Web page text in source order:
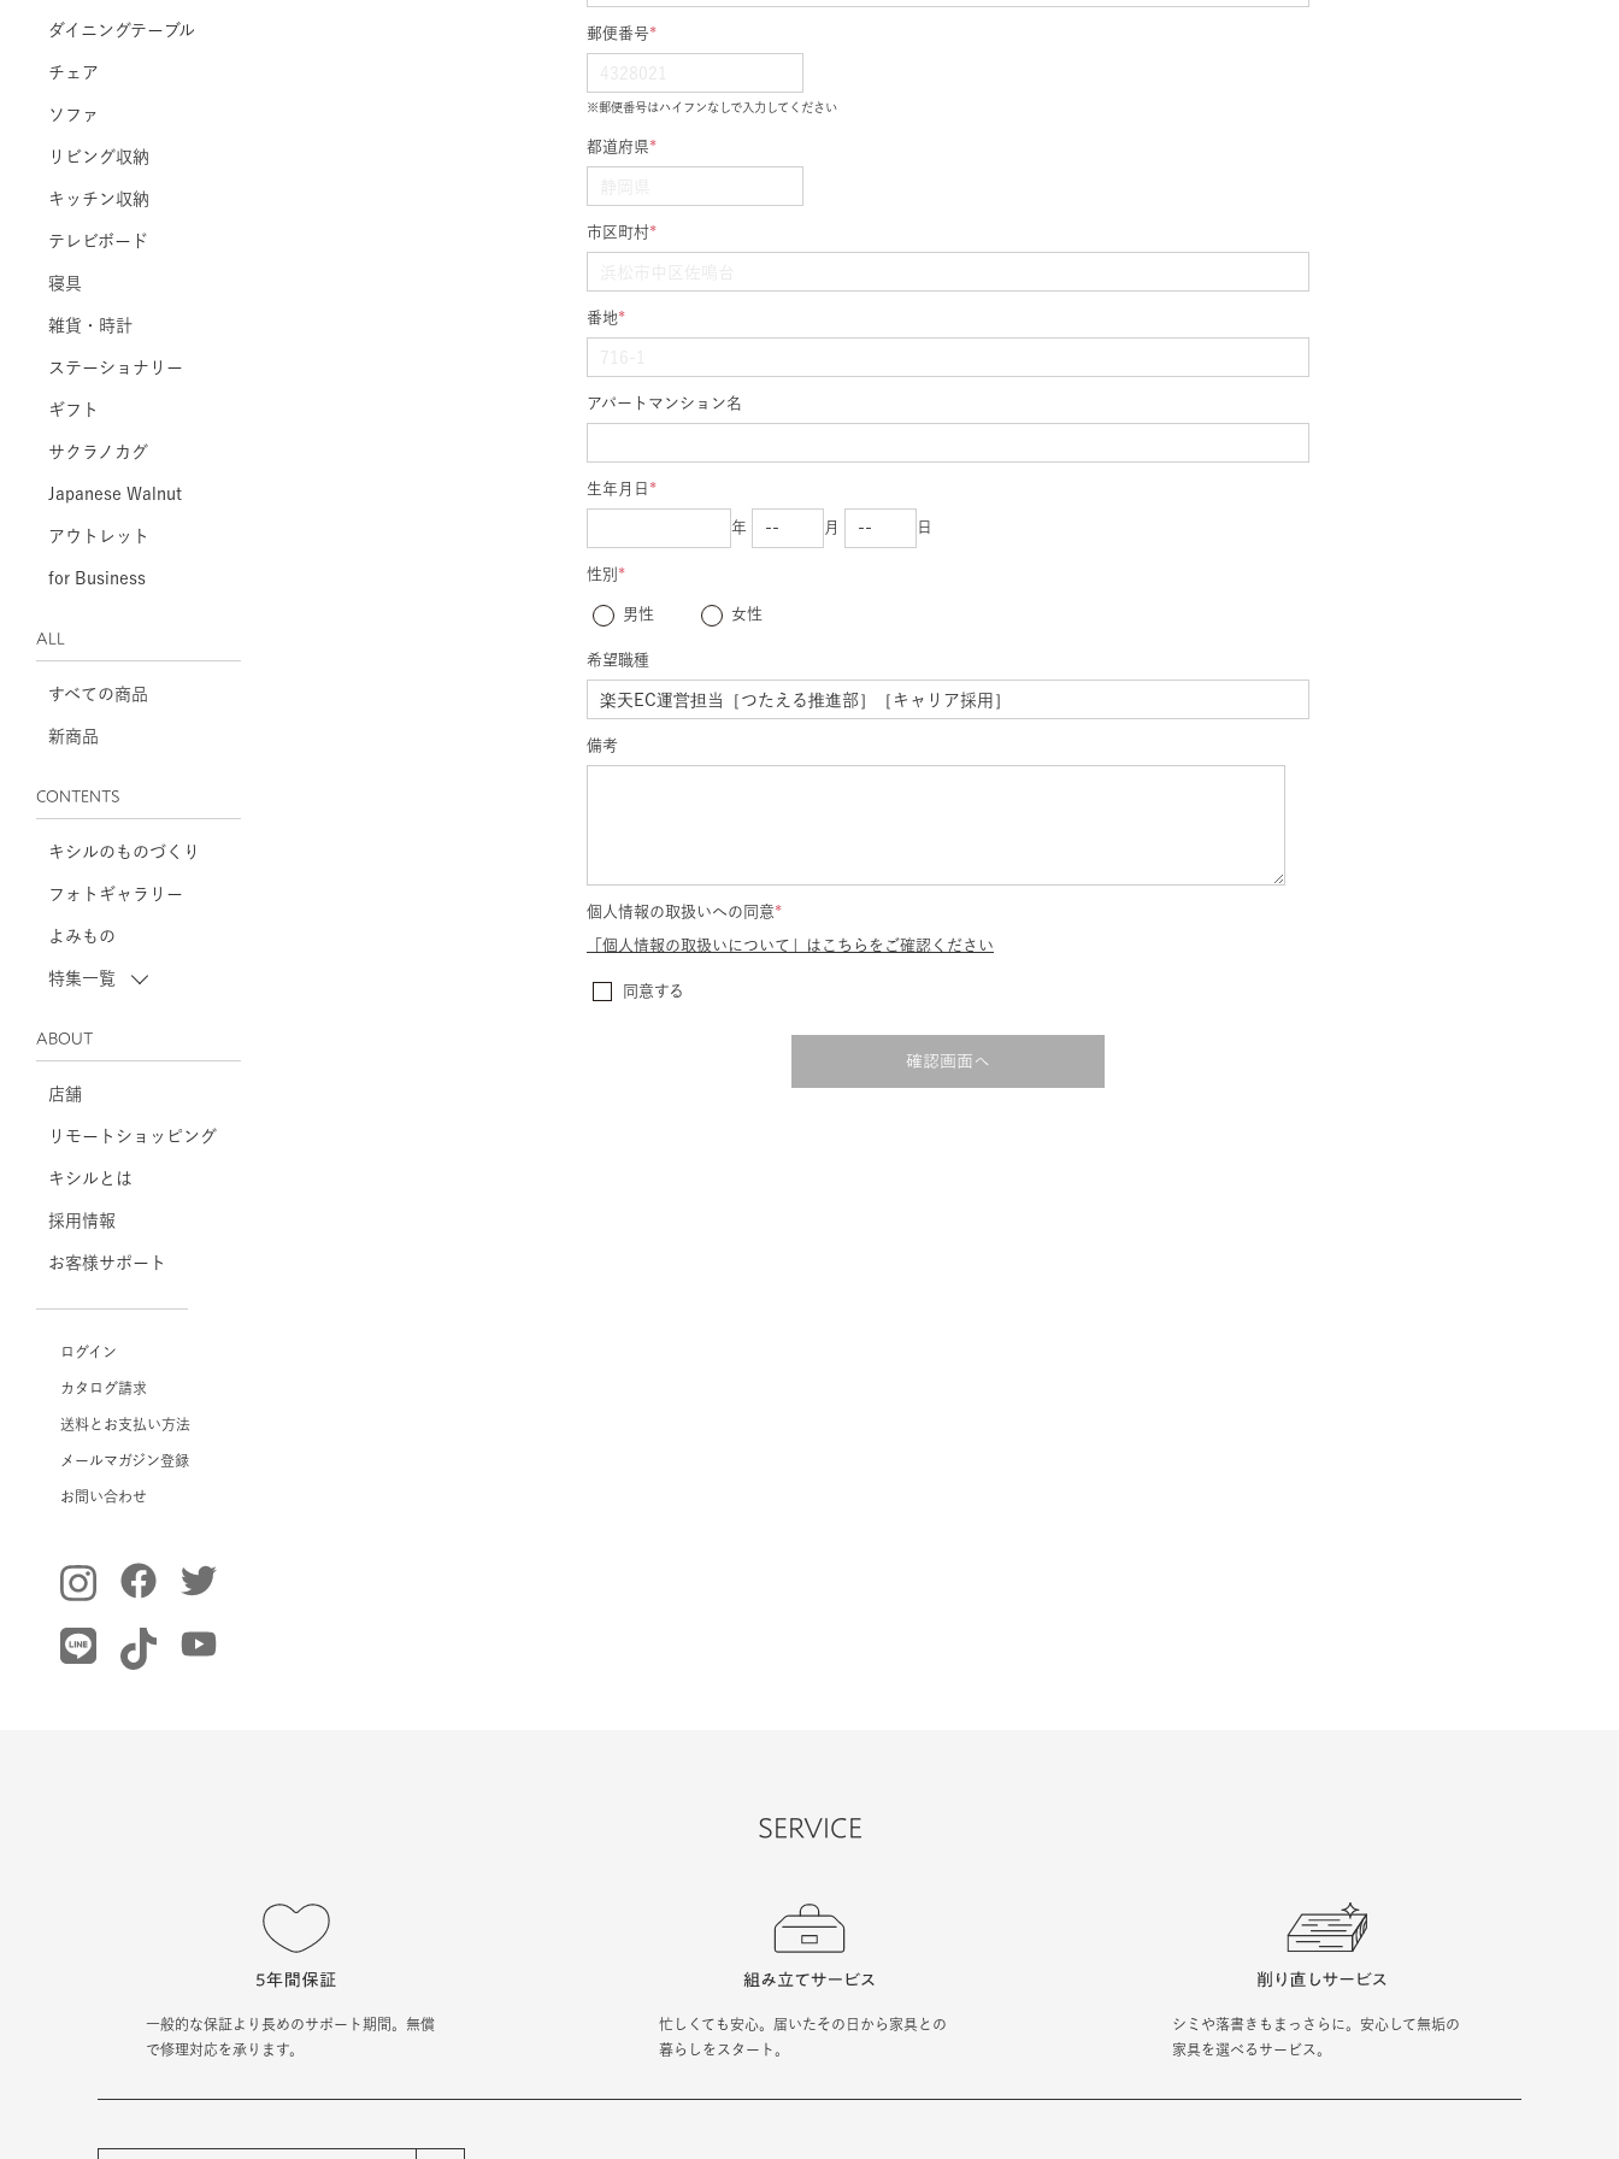
ダイニングテーブル
チェア
ソファ
リビング収納
キッチン収納
テレビボード
寝具
雑貨・時計
ステーショナリー
ギフト
サクラノカグ
Japanese Walnut
アウトレット
for Business
ALL
すべての商品
新商品
CONTENTS
キシルのものづくり
フォトギャラリー
よみもの
特集一覧
ABOUT
店舗
リモートショッピング
キシルとは
採用情報
お客様サポート
ログイン
カタログ請求
送料とお支払い方法
メールマガジン登録
お問い合わせ
郵便番号*
※郵便番号はハイフンなしで入力してください
都道府県*
市区町村*
番地*
アパートマンション名
生年月日 *
年 月 日
性別 *
男性 女性
希望職種
備考
個人情報の取扱いへの同意*
「個人情報の取扱いについて」はこちらをご確認ください
同意する
SERVICE
一般的な保証より長めのサポート期間。無償
で修理対応を承ります。
忙しくても安心。届いたその日から家具との
暮らしをスタート。
シミや落書きもまっさらに。安心して無垢の
家具を選べるサービス。